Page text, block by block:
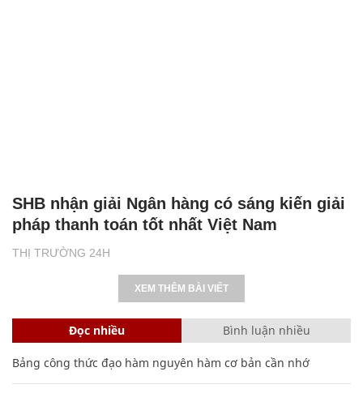
THỊ TRƯỜNG 24H
SHB nhận giải Ngân hàng có sáng kiến giải
pháp thanh toán tốt nhất Việt Nam
XEM THÊM BÀI VIẾT
Đọc nhiều Bình luận nhiều
Bảng công thức đạo hàm nguyên hàm cơ bản cần nhớ